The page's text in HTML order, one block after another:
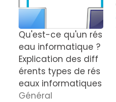
Qu'est-ce qu'un rés
eau informatique ?
Explication des diff
érents types de rés
eaux informatiques
Général